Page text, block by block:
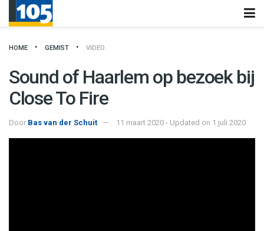
HOME GEMIST VIDEO
Sound of Haarlem op bezoek bij
Close To Fire
Door Bas van der Schuit 11 maart 2020 - Updated on 1 juli 2020